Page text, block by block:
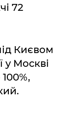
72
Києвом
у Москві